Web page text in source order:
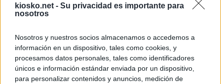
kiosko.net - Su privacidad es importante para
nosotros
Nosotros y nuestros socios almacenamos o accedemos a
información en un dispositivo, tales como cookies, y
procesamos datos personales, tales como identificadores
únicos e información estándar enviada por un dispositivo,
para personalizar contenidos y anuncios, medición de